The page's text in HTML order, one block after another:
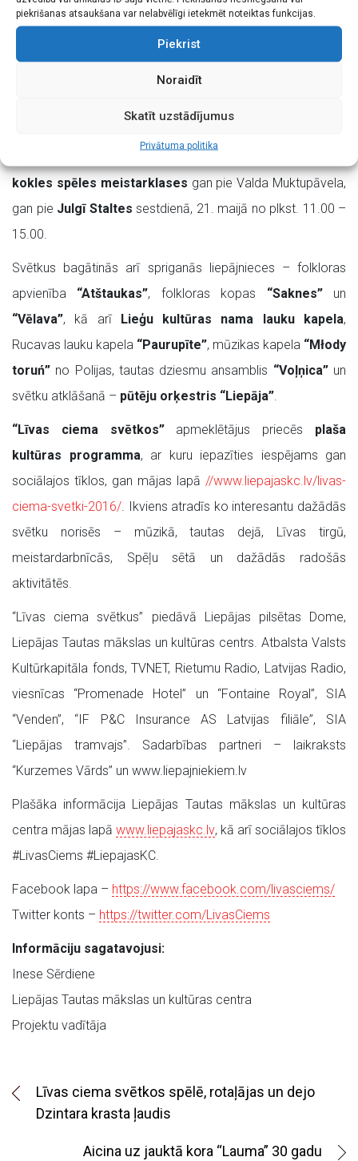
piekrišanas atsaukšana var nelabvēlīgi ietekmēt noteiktas funkcijas.
Piekrist
Noraidīt
Skatīt uzstādījumus
Privātuma politika
grāmatiņas “Trejdeviņi koklētāji”izdošana, kuru 21.
maijā plkst. 12.20 prezentēs kultūras menedžmenta centra
“Lauska”
pārstāvji. Svētku rīkotāji aicina iedziļināties
koklēšanas tradīcijā un arī katram pašam uzsākt vai
kokles spēles meistarklases gan pie Valda Muktupāvela,
gan pie Julgī Staltes sestdienā, 21. maijā no plkst. 11.00 –
15.00.
Svētkus bagātinās arī spriganās liepājnieces – folkloras
apvienība “Atštaukas”, folkloras kopas “Saknes”un
“Vēlava”, kā arī Lieģu kultūras nama lauku kapela,
Rucavas lauku kapela “Paurupīte”, mūzikas kapela “Młody
toruń” no Polijas, tautas dziesmu ansamblis “Voļņica”un
svētku atklāšanā – pūtēju orķestris “Liepāja”
“Līvas ciema svētkos”apmeklētājus priecēs plaša
kultūras programma, ar kuru iepazīties iespējams gan
sociālajos tīklos, gan mājas lapā //www.liepajaskc.lv/livas-
ciema-svetki-2016/ . Ikviens atradīs ko interesantu dažādās
svētku norisēs – mūzikā, tautas dejā, Līvas tirgū,
meistardarbnīcās, Spēļu sētā un dažādās radošās
aktivitātēs.
“Līvas ciema svētkus” piedāvā Liepājas pilsētas Dome,
Liepājas Tautas mākslas un kultūras centrs. Atbalsta Valsts
Kultūrkapitāla fonds, TVNET, Rietumu Radio, Latvijas Radio,
viesnīcas “Promenade Hotel” un “Fontaine Royal”, SIA
“Venden”, “IF P&C Insurance AS Latvijas filiāle”, SIA
“Liepājas tramvajs”. Sadarbības partneri – laikraksts
“Kurzemes Vārds” un www.liepajniekiem.lv
Plašāka informācija Liepājas Tautas mākslas un kultūras
centra mājas lapā www.liepajaskc.lv, kā arī sociālajos tīklos
#LivasCiems #LiepajasKC.
Facebook lapa – https://www.facebook.com/livasciems/
Twitter konts – https://twitter.com/LivasCiems
Informāciju sagatavojusi:
Inese Sērdiene
Liepājas Tautas mākslas un kultūras centra
Projektu vadītāja
Līvas ciema svētkos spēlē, rotaļājas un dejo
Dzintara krasta ļaudis
Aicina uz jauktā kora “Lauma” 30 gadu